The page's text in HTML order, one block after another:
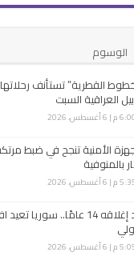
الوسوم
القطرية” تستأنف
العراقية السبت
| 6 أغسطس، 2026
الأمنية تنجح في ضبط
بالمنوفية
| 6 أغسطس، 2026
بعد إغلاقه 14 عامًا.. سوريا
| 6 أغسطس، 2026